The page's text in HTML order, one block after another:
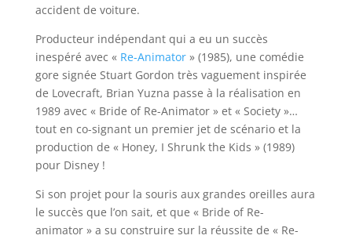
accident de voiture.
Producteur indépendant qui a eu un succès
inespéré avec « Re-Animator» (1985), une comédie
gore signée Stuart Gordon très vaguement inspirée
de Lovecraft, Brian Yuzna passe à la réalisation en
1989 avec « Bride of Re-Animator » et « Society »…
tout en co-signant un premier jet de scénario et la
production de « Honey, I Shrunk the Kids » (1989)
pour Disney !
Si son projet pour la souris aux grandes oreilles aura
le succès que l’on sait, et que « Bride of Re-
animator » a su construire sur la réussite de « Re-